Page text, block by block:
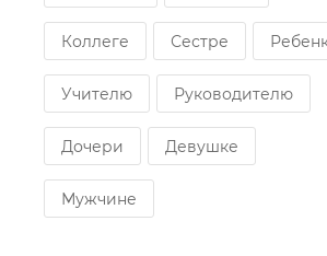
Коллеге Сестре
Учителю Руководителю
Дочери Девушке
Мужчине